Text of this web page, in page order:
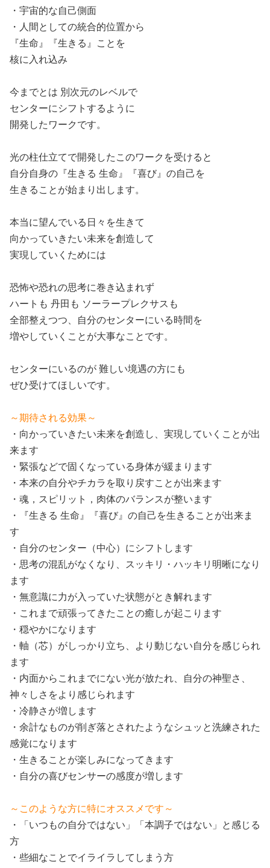
・宇宙的な自己側面
・人間としての統合的位置から
『生命』『生きる』ことを
核に入れ込み
今までとは 別次元のレベルで
センターにシフトするように
開発したワークです。
光の柱仕立てで開発したこのワークを受けると
自分自身の『生きる 生命』『喜び』の自己を
生きることが始まり出します。
本当に望んでいる日々を生きて
向かっていきたい未来を創造して
実現していくためには
恐怖や恐れの思考に巻き込まれず
ハートも 丹田も ソーラープレクサスも
全部整えつつ、自分のセンターにいる時間を
増やしていくことが大事なことです。
センターにいるのが 難しい境遇の方にも
ぜひ受けてほしいです。
～期待される効果～
・向かっていきたい未来を創造し、実現していくことが出
来ます
・緊張などで固くなっている身体が緩まります
・本来の自分やチカラを取り戻すことが出来ます
・魂，スピリット，肉体のバランスが整います
・『生きる 生命』『喜び』の自己を生きることが出来ま
す
・自分のセンター（中心）にシフトします
・思考の混乱がなくなり、スッキリ・ハッキリ明晰になり
ます
・無意識に力が入っていた状態がとき解れます
・これまで頑張ってきたことの癒しが起こります
・穏やかになります
・軸（芯）がしっかり立ち、より動じない自分を感じられ
ます
・内面からこれまでにない光が放たれ、自分の神聖さ、
神々しさをより感じられます
・冷静さが増します
・余計なものが削ぎ落とされたようなシュッと洗練された
感覚になります
・生きることが楽しみになってきます
・自分の喜びセンサーの感度が増します
～このような方に特にオススメです～
・「いつもの自分ではない」「本調子ではない」と感じる
方
・些細なことでイライラしてしまう方